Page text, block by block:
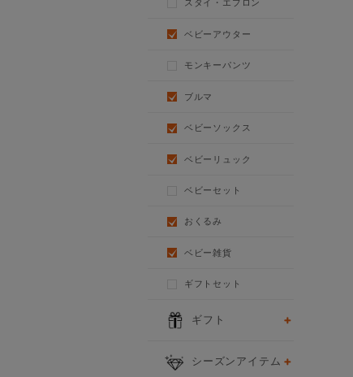
ベビーアウター
モンキーパンツ
ブルマ
ベビーソックス
ベビーリュック
ベビーセット
おくるみ
ベビー雑貨
ギフトセット
ギフト
シーズンアイテム